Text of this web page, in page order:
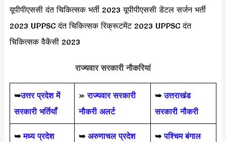
यूपीपीएससी दंत चिकित्सक भर्ती 2023 यूपीपीएससी डेंटल सर्जन भर्ती
2023 UPPSC दंत चिकित्सक रिक्रूटमेंट 2023 UPPSC दंत
चिकित्सक वैकेंसी 2023
राज्यवार सरकारी नौकरियां
➥उत्तर प्रदेश में
सरकारी भर्तियाँ
»राज्यवार सरकारी
नौकरी अलर्ट
➥ उत्तराखंड
सरकारी नौकरी
➥ मध्य प्रदेश
➥ अरुणाचल प्रदेश
➥ पश्चिम बंगाल